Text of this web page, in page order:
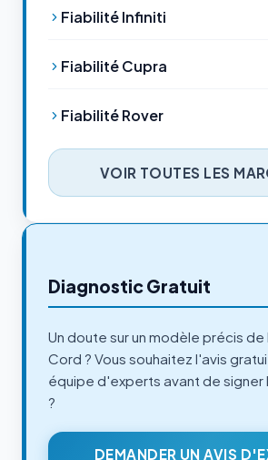
Fiabilité Infiniti
Fiabilité Cupra
Fiabilité Rover
VOIR TOUTES LES
Diagnostic Gratuit
Un doute sur un modèle précis de
Cord ? Vous souhaitez l'avis
équipe d'experts avant de signer
?
DEMANDER UN AVIS